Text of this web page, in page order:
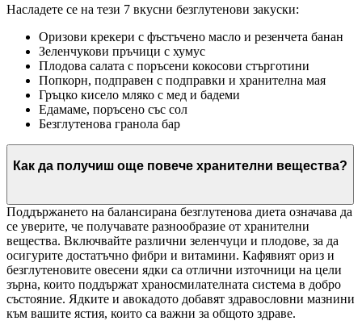
Насладете се на тези 7 вкусни безглутенови закуски:
Оризови крекери с фъстъчено масло и резенчета банан
Зеленчукови пръчици с хумус
Плодова салата с поръсени кокосови стърготини
Попкорн, подправен с подправки и хранителна мая
Гръцко кисело мляко с мед и бадеми
Едамаме, поръсено със сол
Безглутенова гранола бар
Как да получиш още повече хранителни вещества?
Поддържането на балансирана безглутенова диета означава да
се уверите, че получавате разнообразие от хранителни
вещества. Включвайте различни зеленчуци и плодове, за да
осигурите достатъчно фибри и витамини. Кафявият ориз и
безглутеновите овесени ядки са отлични източници на цели
зърна, които поддържат храносмилателната система в добро
състояние. Ядките и авокадото добавят здравословни мазнини
към вашите ястия, които са важни за общото здраве.